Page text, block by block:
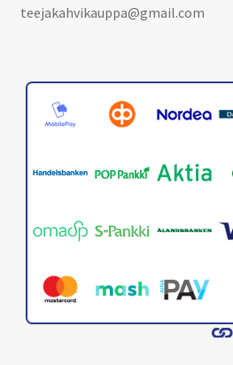
teejakahvikauppa@gmail.com